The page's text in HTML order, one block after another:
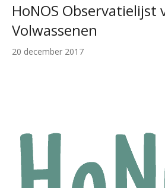
HoNOS Observatielijst
Volwassenen
20 december 2017